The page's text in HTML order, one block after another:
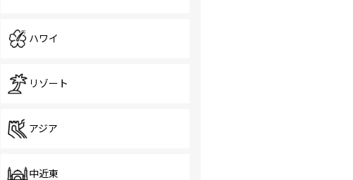
ハワイ
リゾート
アジア
中近東